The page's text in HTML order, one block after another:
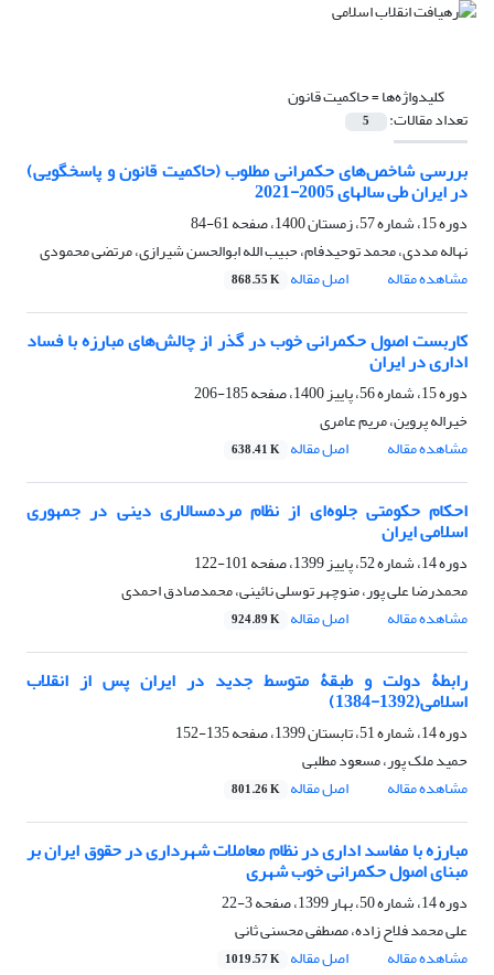
کلیدواژه‌ها =حاکمیت قانون
تعداد مقالات: 5
بررسی شاخص‌های حکمرانی مطلوب (حاکمیت قانون و پاسخگویی)
در ایران طی سالهای 2005-2021
دوره 15، شماره 57، زمستان 1400، صفحه
61-84
نهاله مددی، محمد توحیدفام، حبیب الله ابوالحسن شیرازی، مرتضی محمودی
مشاهده مقاله
اصل مقاله 868.55 K
کاربست اصول حکمرانی خوب در گذر از چالش‌های مبارزه با فساد
اداری در ایران
دوره 15، شماره 56، پاییز 1400، صفحه
185-206
خیراله پروین، مریم عامری
مشاهده مقاله
اصل مقاله 638.41 K
احکام حکومتی جلوه‌ای از نظام مردمسالاری دینی در جمهوری
اسلامی ایران
دوره 14، شماره 52، پاییز 1399، صفحه
101-122
محمدرضا علی پور، منوچهر توسلی نائینی، محمدصادق احمدی
مشاهده مقاله
اصل مقاله 924.89 K
رابطۀ دولت و طبقۀ متوسط جدید در ایران پس از انقلاب
اسلامی(1392-1384)
دوره 14، شماره 51، تابستان 1399، صفحه
135-152
حمید ملک پور، مسعود مطلبی
مشاهده مقاله
اصل مقاله 801.26 K
مبارزه با مفاسد اداری در نظام معاملات شهرداری در حقوق ایران بر
مبنای اصول حکمرانی خوب شهری
دوره 14، شماره 50، بهار 1399، صفحه
3-22
علی محمد فلاح زاده، مصطفی محسنی ثانی
مشاهده مقاله
اصل مقاله 1019.57 K